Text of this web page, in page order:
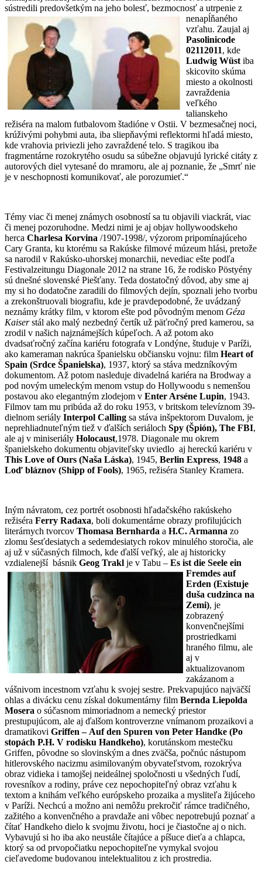
sústredili predovšetkým na jeho bolesť, bezmocnosť a utrpenie z
nenapĺňaného
vzťahu. Zaujal aj
Pasolinicode
02112011, kde
Ludwig Wüst iba
skicovito skúma
miesto a okolnosti
zavraždenia
veľkého
talianskeho
režiséra na malom futbalovom štadióne v Ostii. V bezmesačnej noci,
krúživými pohybmi auta, iba sliepňavými reflektormi hľadá miesto,
kde vrahovia priviezli jeho zavraždené telo. S tragikou iba
fragmentárne rozokrytého osudu sa súbežne objavujú lyrické citáty z
autorových diel vytesané do mramoru, ale aj poznanie, že „Smrť nie
je v neschopnosti komunikovať, ale porozumieť.“
Témy viac či menej známych osobností sa tu objavili viackrát, viac
či menej pozoruhodne. Medzi nimi je aj objav hollywoodskeho
herca Charlesa Korvina /1907-1998/, výzorom pripomínajúceho
Cary Granta, ku ktorému sa Rakúske filmové múzeum hlási, pretože
sa narodil v Rakúsko-uhorskej monarchii, nevediac ešte podľa
Festivalzeitungu Diagonale 2012 na strane 16, že rodisko Pöstyény
sú dnešné slovenské Piešťany. Teda dostatočný dôvod, aby sme aj
my si ho dodatočne zaradili do filmových dejín, spoznali jeho tvorbu
a zrekonštruovali biografiu, kde je pravdepodobné, že uvádzaný
neznámy krátky film, v ktorom ešte pod pôvodným menom Géza
Kaiserstál ako malý nezbedný čertík už päťročný pred kamerou, sa
zrodil v našich najznámejších kúpeľoch. A až potom ako
dvadsaťročný začína kariéru fotografa v Londýne, študuje v Paríži,
ako kameraman nakrúca španielsku občiansku vojnu: film Heart of
Spain (Srdce Španielska), 1937, ktorý sa stáva medzníkovým
dokumentom. Až potom nasleduje divadelná kariéra na Brodway a
pod novým umeleckým menom vstup do Hollywoodu s nemenšou
postavou ako elegantným zlodejom v Enter Arséne Lupin, 1943.
Filmov tam mu pribúda až do roku 1953, v britskom televíznom 39-
dielnom seriály Interpol Calling sa stáva inšpektorom Duvalom, je
neprehliadnuteľným tiež v ďalších seriáloch Spy (Špión), The FBI,
ale aj v miniseriály Holocaust,1978. Diagonale mu okrem
španielskeho dokumentu objaviteľsky uviedlo aj hereckú kariéru v
This Love of Ours (Naša Láska), 1945, Berlin Express, 1948 a
Loď bláznov (Shipp of Fools), 1965, režiséra Stanley Kramera.
Iným návratom, cez portrét osobnosti hľadačského rakúskeho
režiséra Ferry Radaxa, boli dokumentárne obrazy profilujúcich
literárnych tvorcov Thomasa Bernharda a H.C. Armanna zo
zlomu šesťdesiatych a sedemdesiatych rokov minulého storočia, ale
aj už v súčasných filmoch, kde ďalší veľký, ale aj historicky
vzdialenejší básnik Geog Trakl je v Tabu – Es ist die Seele ein
Fremdes auf
Erden (Existuje
duša cudzinca na
Zemi), je
zobrazený
konvenčnejšími
prostriedkami
hraného filmu, ale
aj v
aktualizovanom
zakázanom a
vášnivom incestnom vzťahu k svojej sestre. Prekvapujúco najväčší
ohlas a divácku cenu získal dokumentárny film Bernda Liepolda
Mosera o súčasnom mimoriadnom a nemecký priestor
prestupujúcom, ale aj ďalšom kontroverzne vnímanom prozaikovi a
dramatikovi Griffen – Auf den Spuren von Peter Handke (Po
stopách P.H. V rodisku Handkeho), korutánskom mestečku
Griffen, pôvodne so slovinským a dnes zväčša, počnúc nástupom
hitlerovského nacizmu asimilovaným obyvateľstvom, rozokrýva
obraz vidieka i tamojšej neideálnej spoločnosti u všedných ľudí,
rovesníkov a rodiny, práve cez nepochopiteľný obraz vzťahu k
textom a knihám veľkého európskeho prozaika a mysliteľa žijúceho
v Paríži. Nechcú a možno ani nemôžu prekročiť rámce tradičného,
zažitého a konvenčného a pravdaže ani vôbec nepotrebujú poznať a
čítať Handkeho dielo k svojmu životu, hoci je čiastočne aj o nich.
Vybavujú si ho iba ako neustále čítajúce a píšuce dieťa a chlapca,
ktorý sa od prvopočiatku nepochopiteľne vymykal svojou
cieľavedome budovanou intelektualitou z ich prostredia.